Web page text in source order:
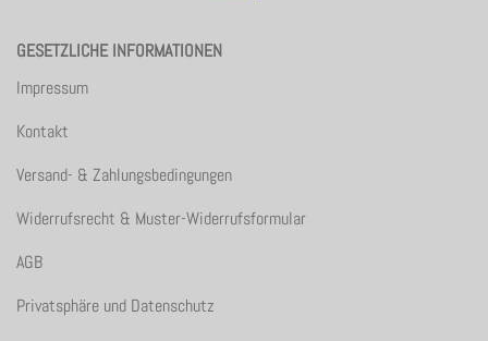
GESETZLICHE INFORMATIONEN
Impressum
Kontakt
Versand- & Zahlungsbedingungen
Widerrufsrecht & Muster-Widerrufsformular
AGB
Privatsphäre und Datenschutz